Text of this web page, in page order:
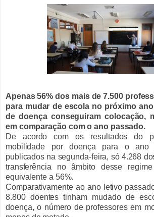
Apenas 56% dos mais de 7.500
para mudar de escola no próximo
de doença conseguiram colocação,
em comparação com o ano passado.
De acordo com os resultados do
mobilidade por doença para o ano
publicados na segunda-feira, só 4.268
transferência no âmbito desse
equivalente a 56%.
Comparativamente ao ano letivo
8.800 doentes tinham mudado de
doença, o número de professores em